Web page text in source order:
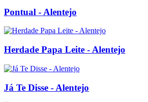
Pontual - Alentejo
Herdade Papa Leite - Alentejo
Já Te Disse - Alentejo